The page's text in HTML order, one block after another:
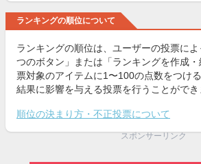
ランキングの順位について
ランキングの順位は、ユーザーの投票に
つのボタン」または「ランキングを作成
票対象のアイテムに1〜100の点数をつけ
結果に影響を与える投票を行うことができ
順位の決まり方・不正投票について
スポンサーリンク